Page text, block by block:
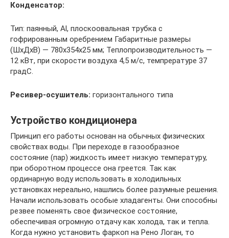
Конденсатор:
Тип: паянный, Al, плоскоовальная трубка с
гофрированным оребрением Габаритные размеры
(ШхДхВ) — 780х354х25 мм; Теплопроизводительность —
12 кВт, при скорости воздуха 4,5 м/с, темпрературе 37
градС.
Ресивер-осушитель: горизонтального типа
Устройство кондиционера
Принцип его работы основан на обычных физических
свойствах воды. При переходе в газообразное
состояние (пар) жидкость имеет низкую температуру,
при оборотном процессе она греется. Так как
ординарную воду использовать в холодильных
установках нереально, нашлись более разумные решения.
Начали использовать особые хладагенты. Они способны
резвее поменять свое физическое состояние,
обеспечивая огромную отдачу как холода, так и тепла.
Когда нужно установить фаркоп на Рено Логан, то